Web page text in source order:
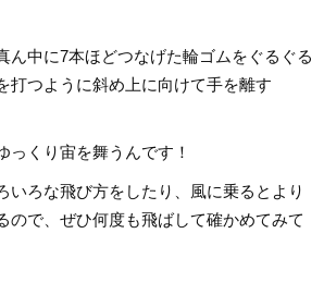
ん中に7本ほどつなげた輪ゴムをぐるぐる
打つように斜め上に向けて手を離す
っくり宙を舞うんです！
いろな飛び方をしたり、風に乗るとより
ので、ぜひ何度も飛ばして確かめてみて